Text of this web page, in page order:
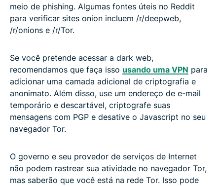
meio de phishing. Algumas fontes úteis no Reddit
para verificar sites onion incluem /r/deepweb,
/r/onions e /r/Tor.
Se você pretende acessar a dark web,
recomendamos que faça isso usando uma VPN para
adicionar uma camada adicional de criptografia e
anonimato. Além disso, use um endereço de e-mail
temporário e descartável, criptografe suas
mensagens com PGP e desative o Javascript no seu
navegador Tor.
O governo e seu provedor de serviços de Internet
não podem rastrear sua atividade no navegador Tor,
mas saberão que você está na rede Tor. Isso pode